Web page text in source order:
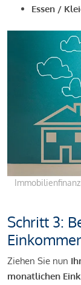
Essen /
Schritt 3:
Ziehen Sie nun
monatlichen